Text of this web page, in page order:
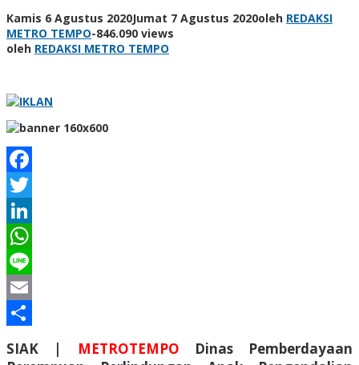
Kamis 6 Agustus 2020Jumat 7 Agustus 2020oleh REDAKSI
METRO TEMPO-846.090 views
oleh REDAKSI METRO TEMPO
Facebook
Twitter
LinkedIn
WhatsApp
Line
Email
SIAK | METROTEMPO Dinas Pemberdayaan